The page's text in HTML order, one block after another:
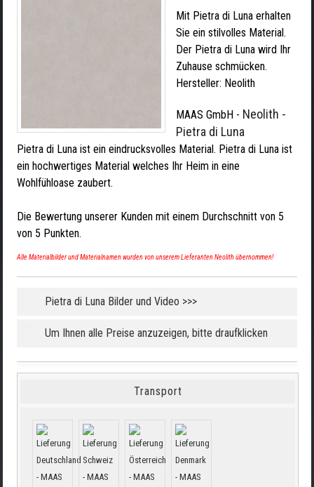
Mit Pietra di Luna erhalten
Sie ein stilvolles Material.
Der Pietra di Luna wird Ihr
Zuhause schmücken.
Hersteller: Neolith
MAAS GmbH - Neolith -
Pietra di Luna
Pietra di Luna ist ein eindrucksvolles Material. Pietra di Luna ist
ein hochwertiges Material welches Ihr Heim in eine
Wohlfühloase zaubert.
Die Bewertung unserer Kunden mit einem Durchschnitt von 5
von 5 Punkten.
Alle Materialbilder und Materialnamen wurden von unserem Lieferanten Neolith übernommen!
Pietra di Luna Bilder und Video >>>
Um Ihnen alle Preise anzuzeigen, bitte draufklicken
Transport